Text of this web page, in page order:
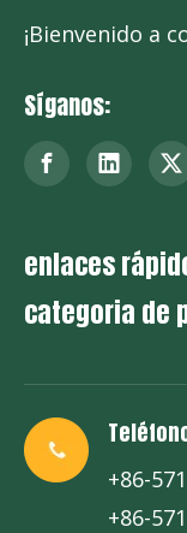
¡Bienvenido a
Síganos:
enlaces
categoria de
+86-
+86-